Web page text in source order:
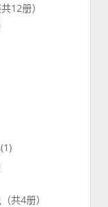
12册）
共4册）